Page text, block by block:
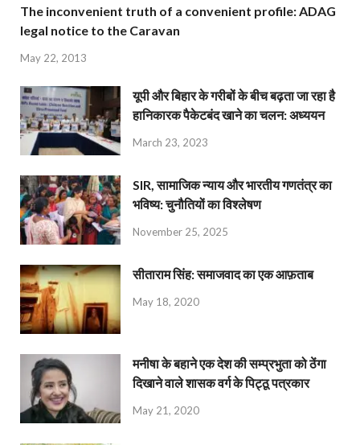
The inconvenient truth of a convenient profile: ADAG
legal notice to the Caravan
May 22, 2013
यूपी और बिहार के गरीबों के बीच बढ़ता जा रहा है
हानिकारक पैकेटबंद खाने का चलन: अध्ययन
March 23, 2023
SIR, सामाजिक न्याय और भारतीय गणतंत्र का
भविष्य: चुनौतियों का विश्लेषण
November 25, 2025
सीताराम सिंह: समाजवाद का एक आफ़ताब
May 18, 2020
मनीषा के बहाने एक देश की सम्प्रभुता को ठेंगा
दिखाने वाले शासक वर्ग के पिट्ठू पत्रकार
May 21, 2020